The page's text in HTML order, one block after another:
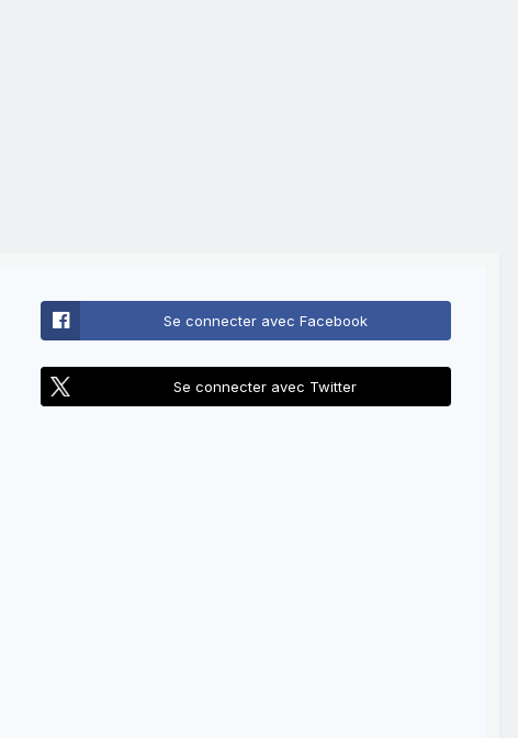
Se connecter avec Facebook
Se connecter avec Twitter